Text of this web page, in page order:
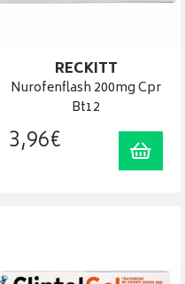
panier
RECKITT
Nurofenflash 200mg Cpr
Bt12
3,96€